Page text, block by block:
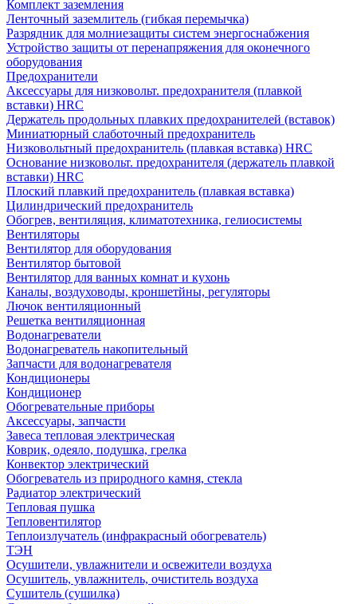
Комплект заземления
Ленточный заземлитель (гибкая перемычка)
Разрядник для молниезащиты систем энергоснабжения
Устройство защиты от перенапряжения для оконечного
оборудования
Предохранители
Аксессуары для низковольт. предохранителя (плавкой
вставки) HRC
Держатель продольных плавких предохранителей (вставок)
Миниатюрный слаботочный предохранитель
Низковольтный предохранитель (плавкая вставка) HRC
Основание низковольт. предохранителя (держатель плавкой
вставки) HRC
Плоский плавкий предохранитель (плавкая вставка)
Цилиндрический предохранитель
Обогрев, вентиляция, климатотехника, гелиосистемы
Вентиляторы
Вентилятор для оборудования
Вентилятор бытовой
Вентилятор для ванных комнат и кухонь
Каналы, воздуховоды, кроншетйны, регуляторы
Лючок вентиляционный
Решетка вентиляционная
Водонагреватели
Водонагреватель накопительный
Запчасти для водонагревателя
Кондиционеры
Кондиционер
Обогревательные приборы
Аксессуары, запчасти
Завеса тепловая электрическая
Коврик, одеяло, подушка, грелка
Конвектор электрический
Обогреватель из природного камня, стекла
Радиатор электрический
Тепловая пушка
Тепловентилятор
Теплоизлучатель (инфракрасный обогреватель)
ТЭН
Осушители, увлажнители и освежители воздуха
Осушитель, увлажнитель, очиститель воздуха
Сушитель (сушилка)